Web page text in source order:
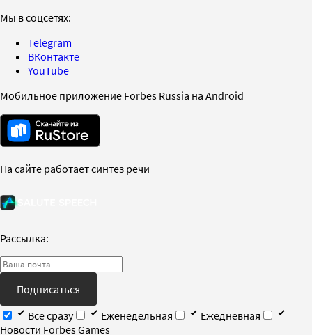
Мы в соцсетях:
Telegram
ВКонтакте
YouTube
Мобильное приложение Forbes Russia на Android
На сайте работает синтез речи
Рассылка:
Подписаться
Все сразу
Еженедельная
Ежедневная
Новости Forbes Games